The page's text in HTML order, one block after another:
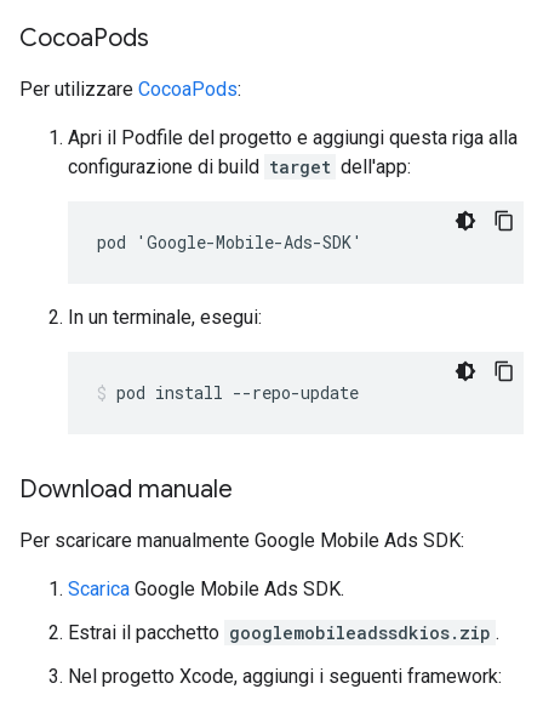
CocoaPods
Per utilizzare CocoaPods:
Apri il Podfile del progetto e aggiungi questa riga alla
configurazione di build target dell'app:
pod 'Google-Mobile-Ads-SDK'
In un terminale, esegui:
pod install --repo-update
Download manuale
Per scaricare manualmente Google Mobile Ads SDK:
Scarica Google Mobile Ads SDK.
Estrai il pacchetto googlemobileadssdkios.zip .
Nel progetto Xcode, aggiungi i seguenti framework: